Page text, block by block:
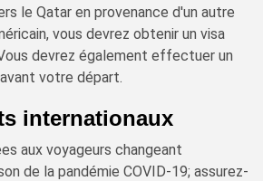
le Qatar en provenance d'un autre
vous devrez obtenir un visa
devrez également effectuer un
votre départ.
internationaux
aux voyageurs changeant
de la pandémie COVID-19; assurez-